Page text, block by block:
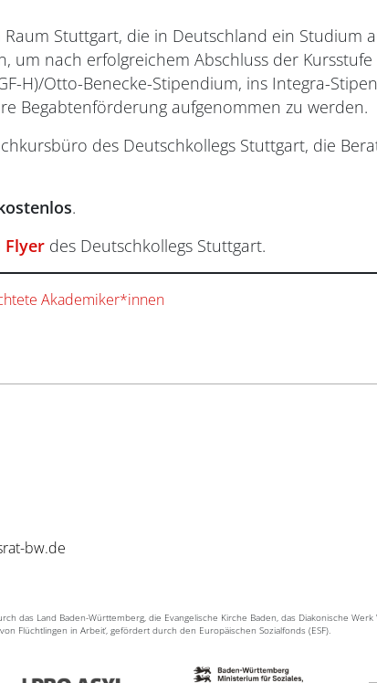
Raum Stuttgart, die in Deutschland ein Studium
nach erfolgreichem Abschluss der Kursstufe
H)/Otto-Benecke-Stipendium, ins Integra-
Begabtenförderung aufgenommen zu werden.
des Deutschkollegs Stuttgart, die
.
Flyer des Deutschkollegs Stuttgart.
Akademiker*innen
bw.de
das Land Baden-Württemberg, die Evangelische Kirche Baden, das Diakonische
Flüchtlingen in Arbeit‘, gefördert durch den Europäischen Sozialfonds (ESF).